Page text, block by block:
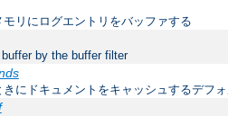
リにログエントリをバッファする
by the buffer filter
にドキュメントをキャッシュするデフ